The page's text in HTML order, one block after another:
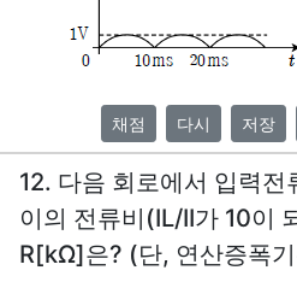
채점 다시 저장
12. 다음 회로에서 입력전
이의 전류비(IL/II가 10이
R[kΩ]은? (단, 연산증폭